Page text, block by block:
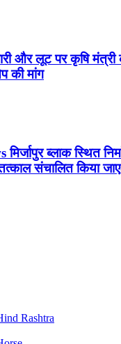
और लूट पर कृषि
की मांग
ब्लाक स्थित
संचालित किया
Rashtra